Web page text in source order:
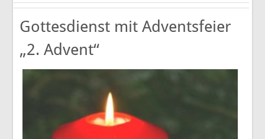
Gottesdienst mit Adventsfeier
„2. Advent“